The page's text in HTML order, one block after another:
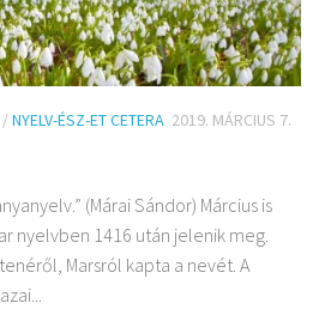
/NYELV-ÉSZ-ET CETERA 2019. MÁRCIUS 7.
(Márai Sándor) Március is
nyelvben 1416 után jelenik meg.
Marsról kapta a nevét. A